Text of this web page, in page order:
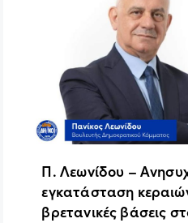
Π. Λεωνίδου –
εγκατάσταση
βρετανικές βάσεις